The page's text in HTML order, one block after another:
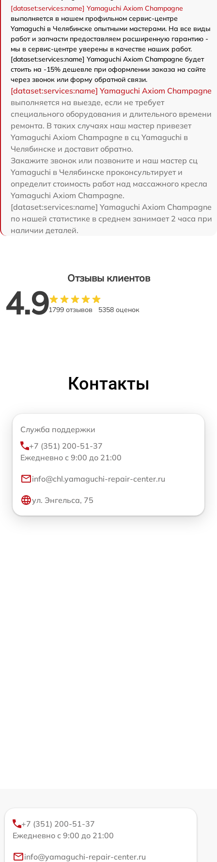
[dataset:services:name] Yamaguchi Axiom Champagne
выполняется в нашем профильном сервис-центре
Yamaguchi в Челябинске опытными мастерами. На все виды
работ и запчасти предоставляем расширенную гарантию -
мы в сервис-центре уверены в качестве наших работ.
[dataset:services:name] Yamaguchi Axiom Champagne будет
стоить на -15% дешевле при оформлении заказа на сайте
через звонок или форму обратной связи.
[dataset:services:name] Yamaguchi Axiom Champagne
выполняется на выезде, если не требует
специального оборудования и длительного времени
ремонта. В таких случаях наш мастер привезет
Yamaguchi Axiom Champagne в сц Yamaguchi в
Челябинске и доставит обратно.
Закажите звонок или позвоните и наш мастер сц
Yamaguchi в Челябинске проконсультирует и
определит стоимость работ над массажного кресла
Yamaguchi Axiom Champagne.
[dataset:services:name] Yamaguchi Axiom Champagne
по нашей статистике в среднем занимает 2 часа при
наличии деталей.
Отзывы клиентов
4.91799 отзывов 5358 оценок
Контакты
Служба поддержки
+7 (351) 200-51-37
Ежедневно с 9:00 до 21:00
info@chl.yamaguchi-repair-center.ru
ул. Энгельса, 75
+7 (351) 200-51-37
Ежедневно с 9:00 до 21:00
info@yamaguchi-repair-center.ru